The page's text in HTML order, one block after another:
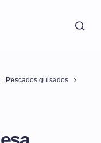
Pescados guisados